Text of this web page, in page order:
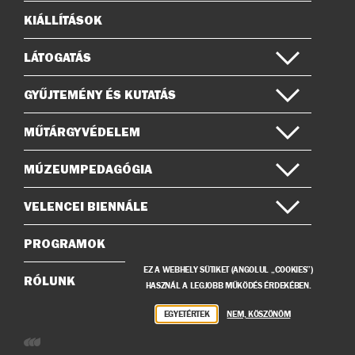
Oldaltérkép
KIÁLLÍTÁSOK
LÁTOGATÁS
GYŰJTEMÉNY ÉS KUTATÁS
MŰTÁRGYVÉDELEM
MÚZEUMPEDAGÓGIA
VELENCEI BIENNÁLE
PROGRAMOK
RÓLUNK
Weboldalunkat
EZ A WEBHELY SÜTIKET (ANGOLUL „COOKIES”)
HASZNÁL A LEGJOBB MŰKÖDÉS ÉRDEKÉBEN.
EGYETÉRTEK NEM, KÖSZÖNÖM